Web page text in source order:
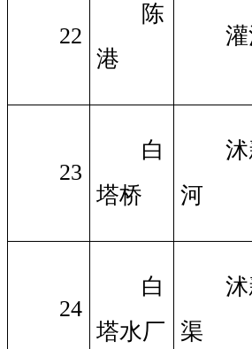
22
陈
港
23
白
塔桥
河
24
白
塔水厂
渠